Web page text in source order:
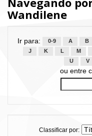
Wandilene
Ir para: 0-9 A B
J
K L M
U
V
ou entre
Classificar por: